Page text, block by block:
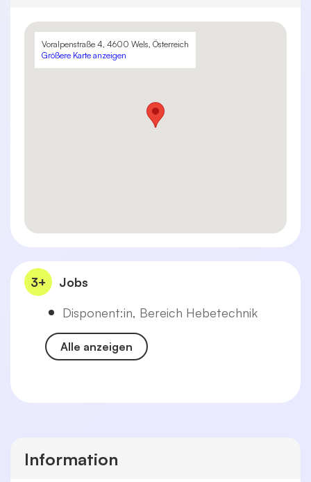
Voralpenstraße 4, 4600 Wels, Österreich
Größere Karte anzeigen
3+
Jobs
Disponent:in, Bereich Hebetechnik
Alle anzeigen
Information